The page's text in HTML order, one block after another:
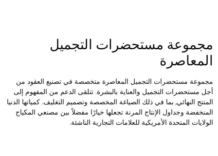
مستحضرات التجميل
مستحضرات التجميل المعاصرة متخصصة في تصنيع العقود من
مستحضرات التجميل والعناية بالبشرة. تتلقى الدعم من المفهوم إلى
النهائي, بما في ذلك الصياغة المخصصة وتصميم التغليف. كمياتها الدنيا
وجداول الإنتاج المرنة تجعلها خيارًا مفضلاً بين مصنعي المكياج
المتحدة الأمريكية للعلامات التجارية الناشئة.